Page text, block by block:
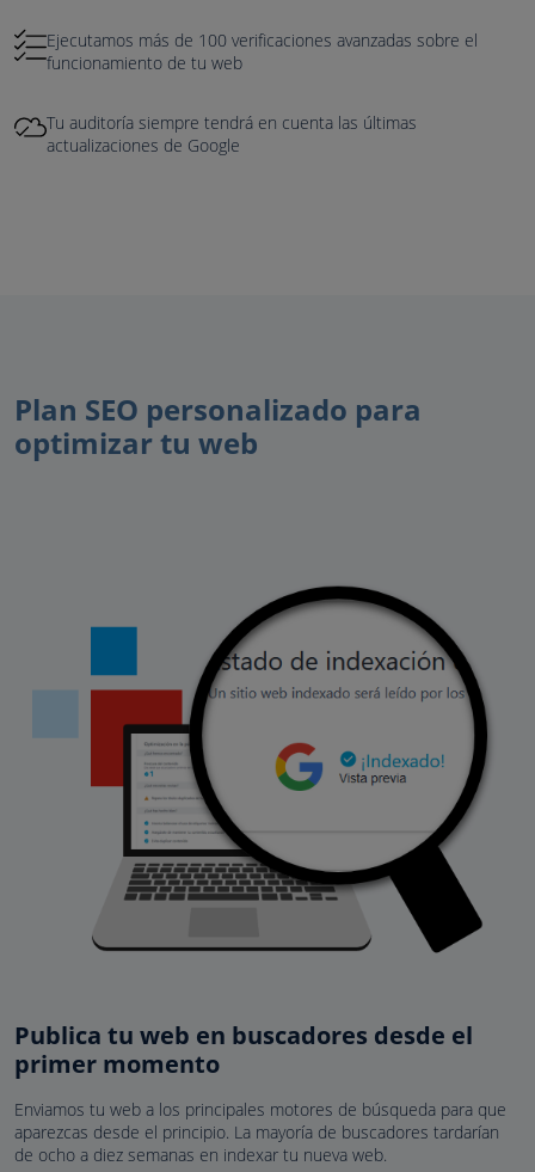
Ejecutamos más de 100 verificaciones avanzadas sobre el
funcionamiento de tu web
Tu auditoría siempre tendrá en cuenta las últimas
actualizaciones de Google
Plan SEO personalizado para
optimizar tu web
Publica tu web en buscadores desde el
primer momento
Enviamos tu web a los principales motores de búsqueda para que
aparezcas desde el principio. La mayoría de buscadores tardarían
de ocho a diez semanas en indexar tu nueva web.